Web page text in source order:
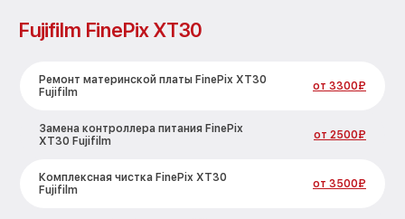
Fujifilm FinePix XT30
Ремонт материнской платы FinePix XT30
Fujifilm
от 3300₽
Замена контроллера питания FinePix
XT30 Fujifilm
от 2500₽
Комплексная чистка FinePix XT30
Fujifilm
от 3500₽